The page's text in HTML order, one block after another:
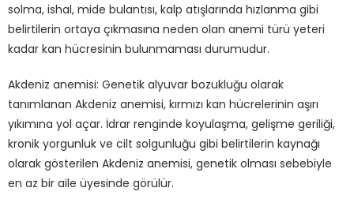
solma, ishal, mide bulantısı, kalp atışlarında hızlanma gibi
belirtilerin ortaya çıkmasına neden olan anemi türü yeteri
kadar kan hücresinin bulunmaması durumudur.
Akdeniz anemisi: Genetik alyuvar bozukluğu olarak
tanımlanan Akdeniz anemisi, kırmızı kan hücrelerinin aşırı
yıkımına yol açar. İdrar renginde koyulaşma, gelişme geriliği,
kronik yorgunluk ve cilt solgunluğu gibi belirtilerin kaynağı
olarak gösterilen Akdeniz anemisi, genetik olması sebebiyle
en az bir aile üyesinde görülür.